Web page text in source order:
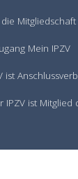
Mein IPZV
ist
ist Mitglied